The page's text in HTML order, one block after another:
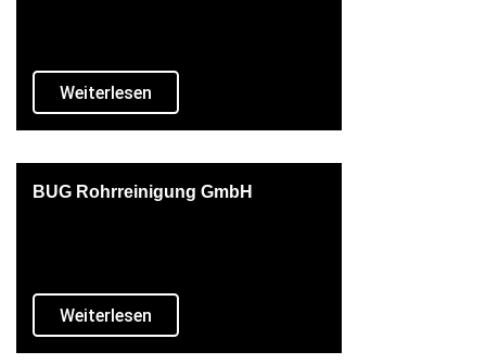
Weiterlesen
BUG Rohrreinigung GmbH
Weiterlesen